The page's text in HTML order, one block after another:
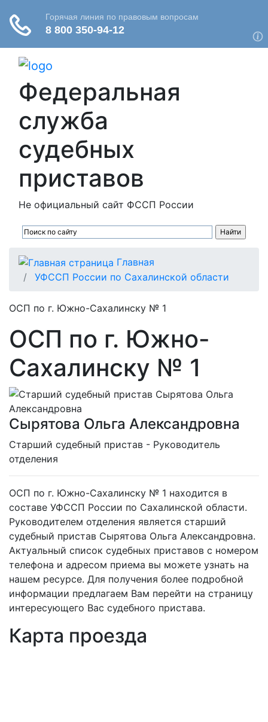
Федеральная
служба
судебных
приставов
Не официальный сайт ФССП России
Главная
УФССП России по Сахалинской области
ОСП по г. Южно-Сахалинску № 1
ОСП по г. Южно-
Сахалинску № 1
Сырятова Ольга Александровна
Cтарший судебный пристав - Руководитель
отделения
ОСП по г. Южно-Сахалинску № 1 находится в
составе УФССП России по Сахалинской области.
Руководителем отделения является старший
судебный пристав Сырятова Ольга Александровна.
Актуальный список судебных приставов с номером
телефона и адресом приема вы можете узнать на
нашем ресурсе. Для получения более подробной
информации предлагаем Вам перейти на страницу
интересующего Вас судебного пристава.
Карта проезда